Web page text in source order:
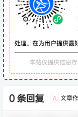
处理。在为用户提供最
本站仅提供信息
0 条回复 A 文章